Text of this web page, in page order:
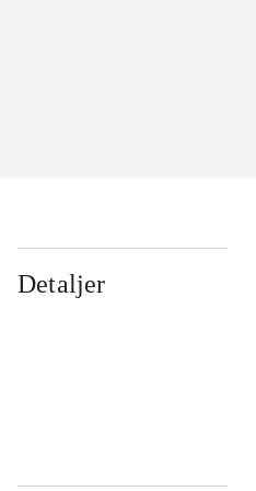
Detaljer